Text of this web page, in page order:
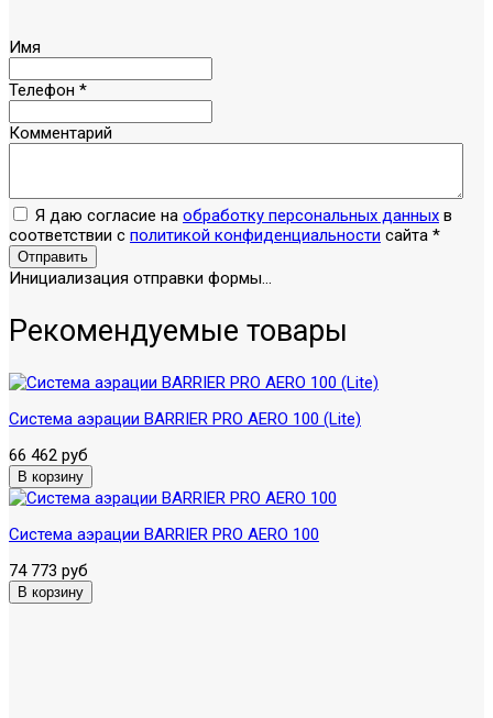
Имя
Телефон *
Комментарий
Я даю согласие на обработку персональных данных в
соответствии с политикой конфиденциальности сайта *
Отправить
Инициализация отправки формы...
Рекомендуемые товары
Система аэрации BARRIER PRO AERO 100 (Lite)
66 462 руб
Система аэрации BARRIER PRO AERO 100
74 773 руб